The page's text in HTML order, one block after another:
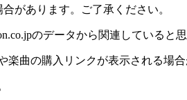
があります。ご了承ください。
のデータから関連していると
曲の購入リンクが表示される場